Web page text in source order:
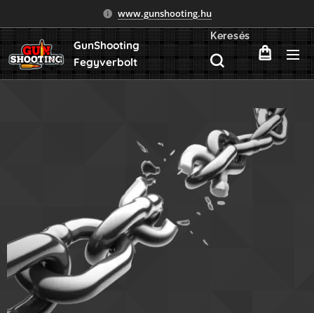
www.gunshooting.hu
GunShooting
Fegyverbolt
Keresés